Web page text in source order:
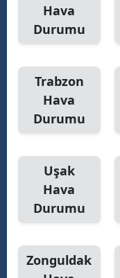
Hava
Durumu
Trabzon
Hava
Durumu
Uşak
Hava
Durumu
Zonguldak